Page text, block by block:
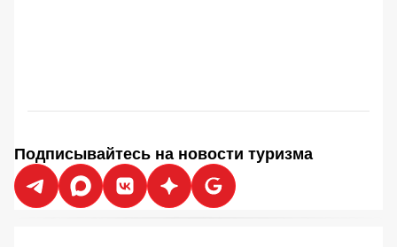
Подписывайтесь на новости туризма